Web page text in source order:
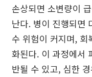
손상되면 소변량이
난다. 병이 진행되면
수 위험이 커지며,
화된다. 이 과정에서
반될 수 있고, 심한